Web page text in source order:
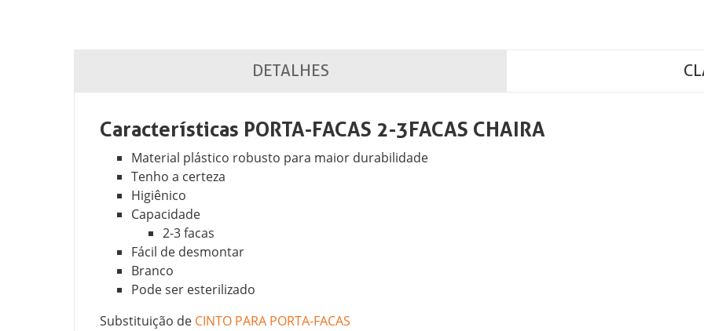
DETALHES
Características PORTA-FACAS 2-3FACAS CHAIRA
Material plástico robusto para maior durabilidade
Tenho a certeza
Higiênico
Capacidade
2-3 facas
Fácil de desmontar
Branco
Pode ser esterilizado
Substituição de CINTO PARA PORTA-FACAS